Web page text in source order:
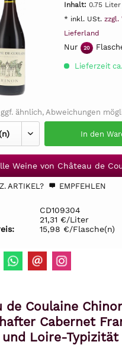
Inhalt: 0.75
* inkl. USt. zzgl.
Lieferland
Nur 20
Lieferzeit
ähnlich, Abweichungen
In den
Weine von Château de
ARTIKEL? EMPFEHLEN
CD109304
21,31 €/Liter
15,98 €/Flasche(n)
de Coulaine
Cabernet
und Loire-Typizität